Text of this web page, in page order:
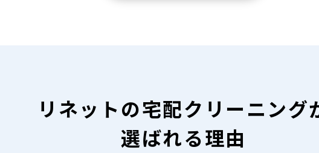
リネットの宅配クリーニング
選ばれる理由